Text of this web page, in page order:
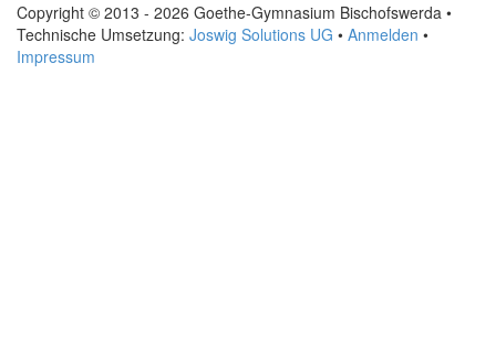
Copyright © 2013 - 2026 Goethe-Gymnasium Bischofswerda •
Technische Umsetzung: Joswig Solutions UG • Anmelden •
Impressum